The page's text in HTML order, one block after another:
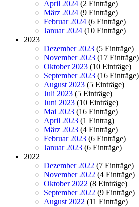
April 2024 (2 Einträge)
März 2024 (9 Einträge)
Februar 2024 (6 Einträge)
Januar 2024 (10 Einträge)
2023
Dezember 2023 (5 Einträge)
November 2023 (17 Einträge)
Oktober 2023 (10 Einträge)
September 2023 (16 Einträge)
August 2023 (5 Einträge)
Juli 2023 (5 Einträge)
Juni 2023 (10 Einträge)
Mai 2023 (16 Einträge)
April 2023 (1 Eintrag)
März 2023 (4 Einträge)
Februar 2023 (6 Einträge)
Januar 2023 (6 Einträge)
2022
Dezember 2022 (7 Einträge)
November 2022 (4 Einträge)
Oktober 2022 (8 Einträge)
September 2022 (9 Einträge)
August 2022 (11 Einträge)